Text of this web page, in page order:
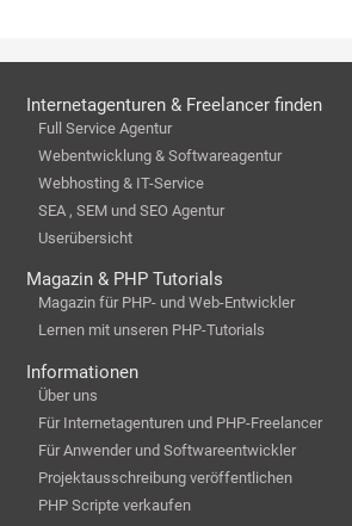
Internetagenturen & Freelancer finden
Full Service Agentur
Webentwicklung & Softwareagentur
Webhosting & IT-Service
SEA , SEM und SEO Agentur
Userübersicht
Magazin & PHP Tutorials
Magazin für PHP- und Web-Entwickler
Lernen mit unseren PHP-Tutorials
Informationen
Über uns
Für Internetagenturen und PHP-Freelancer
Für Anwender und Softwareentwickler
Projektausschreibung veröffentlichen
PHP Scripte verkaufen